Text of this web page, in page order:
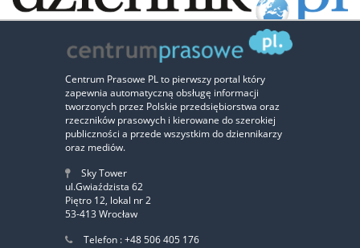
Zaufali nam:
Centrum Prasowe PL to pierwszy portal który
zapewnia automatyczną obsługę informacji
tworzonych przez Polskie przedsiębiorstwa oraz
rzeczników prasowych i kierowane do szerokiej
publiczności a przede wszystkim do dziennikarzy
oraz mediów.
Sky Tower
ul.Gwiaździsta 62
Piętro 12, lokal nr 2
53-413 Wrocław
Telefon : +48 506 405 176